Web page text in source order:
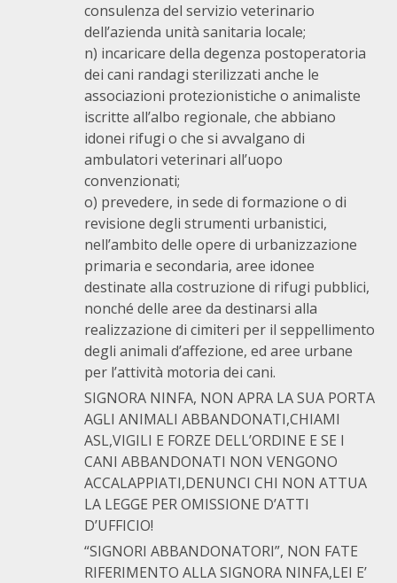
consulenza del servizio veterinario
dell’azienda unità sanitaria locale;
n) incaricare della degenza postoperatoria
dei cani randagi sterilizzati anche le
associazioni protezionistiche o animaliste
iscritte all’albo regionale, che abbiano
idonei rifugi o che si avvalgano di
ambulatori veterinari all’uopo
convenzionati;
o) prevedere, in sede di formazione o di
revisione degli strumenti urbanistici,
nell’ambito delle opere di urbanizzazione
primaria e secondaria, aree idonee
destinate alla costruzione di rifugi pubblici,
nonché delle aree da destinarsi alla
realizzazione di cimiteri per il seppellimento
degli animali d’affezione, ed aree urbane
per l’attività motoria dei cani.
SIGNORA NINFA, NON APRA LA SUA PORTA
AGLI ANIMALI ABBANDONATI,CHIAMI
ASL,VIGILI E FORZE DELL’ORDINE E SE I
CANI ABBANDONATI NON VENGONO
ACCALAPPIATI,DENUNCI CHI NON ATTUA
LA LEGGE PER OMISSIONE D’ATTI
D’UFFICIO!
“SIGNORI ABBANDONATORI”, NON FATE
RIFERIMENTO ALLA SIGNORA NINFA,LEI E’